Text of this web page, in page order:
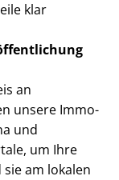
klar
an
unsere Im­mo­
und
um Ihre
am lokalen